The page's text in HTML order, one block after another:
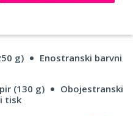
g)
Enostranski barvni
(130 g)
Obojestranski
tisk